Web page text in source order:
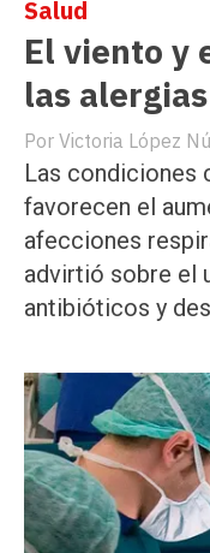
El viento y
las
Victoria López
Salud
Las condiciones
favorecen el
afecciones
advirtió sobre el
antibióticos y